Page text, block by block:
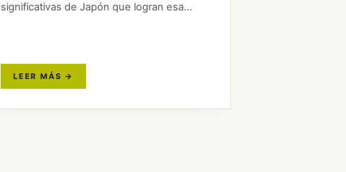
significativas de Japón que logran esa